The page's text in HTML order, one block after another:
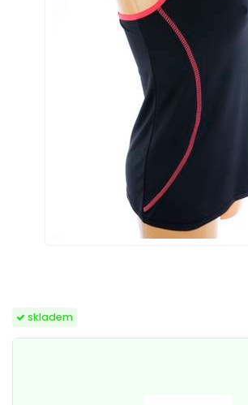
skladem